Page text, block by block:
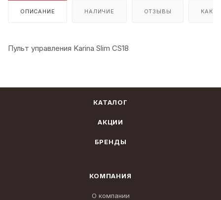
ОПИСАНИЕ НАЛИЧИЕ ОТЗЫВЫ КАК
Пульт управления Karina Slim CS18
КАТАЛОГ
АКЦИИ
БРЕНДЫ
КОМПАНИЯ
О компании